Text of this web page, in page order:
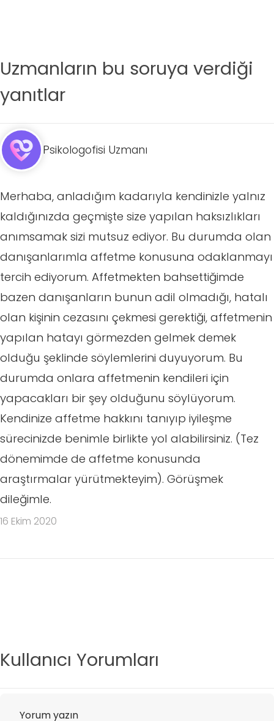
Uzmanların bu soruya verdiği
yanıtlar
Psikologofisi Uzmanı
Merhaba, anladığım kadarıyla kendinizle yalnız
kaldığınızda geçmişte size yapılan haksızlıkları
anımsamak sizi mutsuz ediyor. Bu durumda olan
danışanlarımla affetme konusuna odaklanmayı
tercih ediyorum. Affetmekten bahsettiğimde
bazen danışanların bunun adil olmadığı, hatalı
olan kişinin cezasını çekmesi gerektiği, affetmenin
yapılan hatayı görmezden gelmek demek
olduğu şeklinde söylemlerini duyuyorum. Bu
durumda onlara affetmenin kendileri için
yapacakları bir şey olduğunu söylüyorum.
Kendinize affetme hakkını tanıyıp iyileşme
sürecinizde benimle birlikte yol alabilirsiniz. (Tez
dönemimde de affetme konusunda
araştırmalar yürütmekteyim). Görüşmek
dileğimle.
16 Ekim 2020
Kullanıcı Yorumları
Yorum yazın